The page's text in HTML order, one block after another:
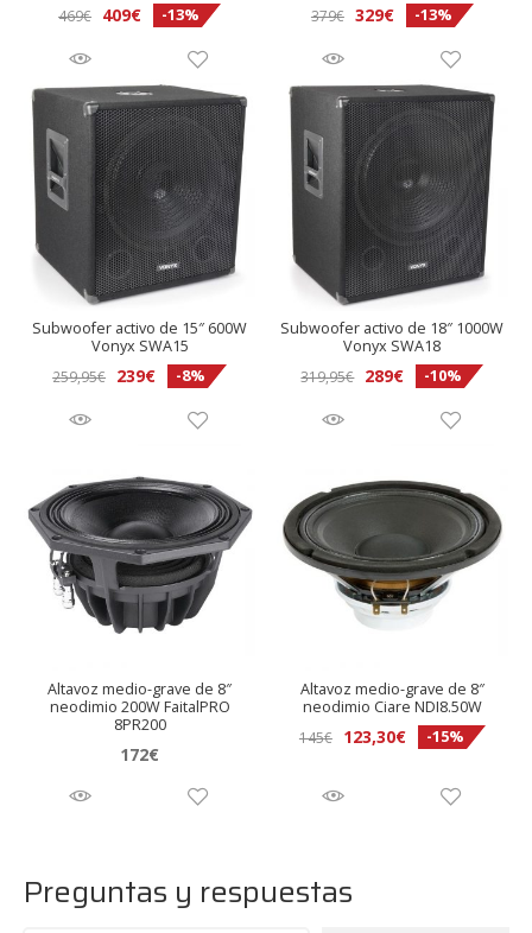
469€
El
era:
469€.
409€El
actual
es:
409€.
-13% 379€ El
era:
379€.
329€El
actual
es:
329€.
-13%
Subwoofer activo de 15″ 600W
Vonyx SWA15
259,95€
El
259,95€.
239€El
actual
239€.
-8%
Subwoofer activo de 18″ 1000W
Vonyx SWA18
319,95€ El
319,95€.
289€El
actual
289€.
-10%
Altavoz medio-grave de 8″
neodimio 200W FaitalPRO
8PR200
172€
Altavoz medio-grave de 8″
neodimio Ciare NDI8.50W
145€
El
original
123,30€El
actual
-15%
Preguntas y respuestas